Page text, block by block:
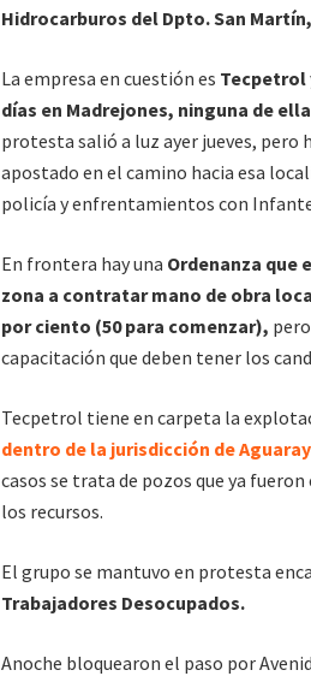
Hidrocarburos del Dpto. San
La empresa en cuestión es Tecpetrol
días en Madrejones, ninguna de
protesta salió a luz ayer jueves, pero
apostado en el camino hacia esa
policía y enfrentamientos con
En frontera hay una Ordenanza que
zona a contratar mano de obra
por ciento (50 para comenzar),
capacitación que deben tener los
Tecpetrol tiene en carpeta la
dentro de la jurisdicción de Aguaray
casos se trata de pozos que ya
los recursos.
El grupo se mantuvo en protesta
Trabajadores Desocupados.
Anoche bloquearon el paso por